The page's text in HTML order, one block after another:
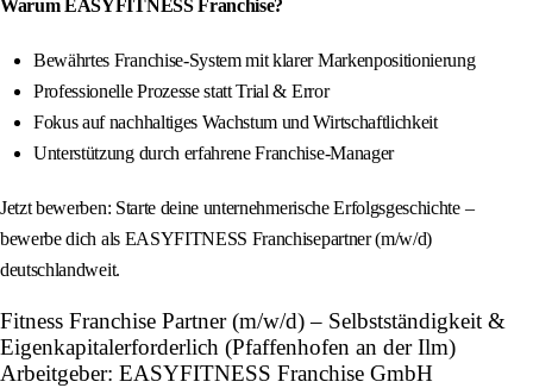
Warum EASYFITNESS Franchise?
Bewährtes Franchise-System mit klarer Markenpositionierung
Professionelle Prozesse statt Trial & Error
Fokus auf nachhaltiges Wachstum und Wirtschaftlichkeit
Unterstützung durch erfahrene Franchise-Manager
Jetzt bewerben: Starte deine unternehmerische Erfolgsgeschichte –
bewerbe dich als EASYFITNESS Franchisepartner (m/w/d)
deutschlandweit.
Fitness Franchise Partner (m/w/d) – Selbstständigkeit &
Eigenkapitalerforderlich (Pfaffenhofen an der Ilm)
Arbeitgeber: EASYFITNESS Franchise GmbH